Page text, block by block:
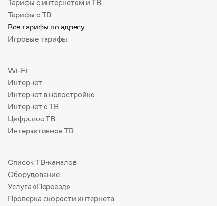
Тарифы с интернетом и ТВ
Тарифы с ТВ
Все тарифы по адресу
Игровые тарифы
Wi-Fi
Интернет
Интернет в новостройке
Интернет с ТВ
Цифровое ТВ
Интерактивное ТВ
Список ТВ-каналов
Оборудование
Услуга «Переезд»
Проверка скорости интернета